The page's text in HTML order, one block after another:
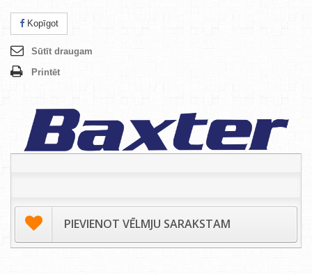
Kopīgot
Sūtīt draugam
Printēt
PIEVIENOT VĒLMJU SARAKSTAM